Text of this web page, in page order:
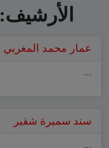
الأرشيف:
عمار محمد المغربي
…
سند سميرة شقير
…